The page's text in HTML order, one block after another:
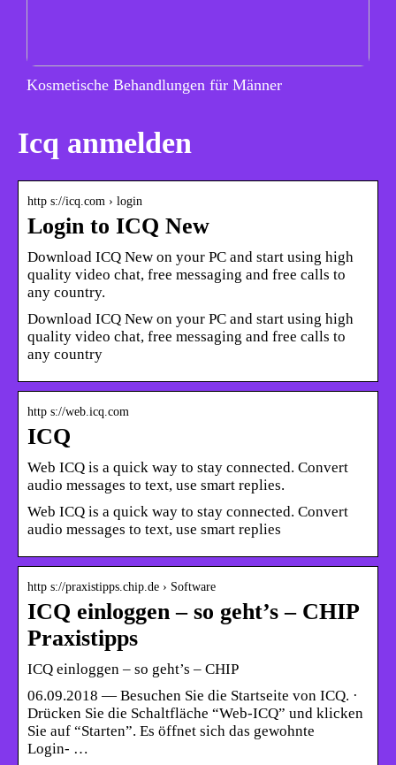
Kosmetische Behandlungen für Männer
Icq anmelden
http s://icq.com › login
Login to ICQ New
Download ICQ New on your PC and start using high
quality video chat, free messaging and free calls to
any country.
Download ICQ New on your PC and start using high
quality video chat, free messaging and free calls to
any country
http s://web.icq.com
ICQ
Web ICQ is a quick way to stay connected. Convert
audio messages to text, use smart replies.
Web ICQ is a quick way to stay connected. Convert
audio messages to text, use smart replies
http s://praxistipps.chip.de › Software
ICQ einloggen – so geht’s – CHIP
Praxistipps
ICQ einloggen – so geht’s – CHIP
06.09.2018 — Besuchen Sie die Startseite von ICQ. ·
Drücken Sie die Schaltfläche “Web-ICQ” und klicken
Sie auf “Starten”. Es öffnet sich das gewohnte
Login- …